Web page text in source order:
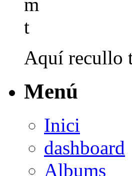
Aquí recullo
Menú
Inici
dashboard
Albums